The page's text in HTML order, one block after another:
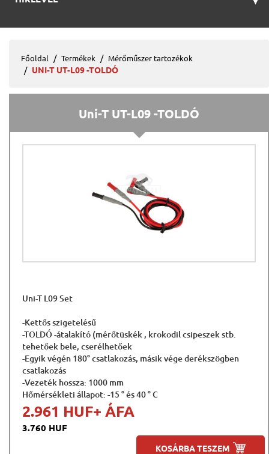
Főoldal Termékek Mérőműszer tartozékok
UNI-T UT-L09 -TOLDÓ
Uni-T UT-L09 -TOLDÓ
Uni-T L09 Set
-Kettős szigetelésű
-TOLDÓ -átalakító (mérőtüskék , krokodil csipeszek stb.
tehetőek bele, cserélhetőek
-Egyik végén 180° csatlakozás, másik vége derékszögben
csatlakozás
-Vezeték hossza: 1000 mm
Hőmérsékleti állapot: -15 ° és 40 ° C
2.961 HUF+ ÁFA
3.760 HUF
KOSÁRBA TESZEM